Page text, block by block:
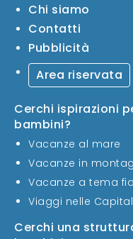
Chi siamo
Contatti
Pubblicità
Area riservata
Cerchi ispirazioni
bambini?
Vacanze al mare
Vacanze in
Vacanze a tema
Viaggi nelle
Cerchi una